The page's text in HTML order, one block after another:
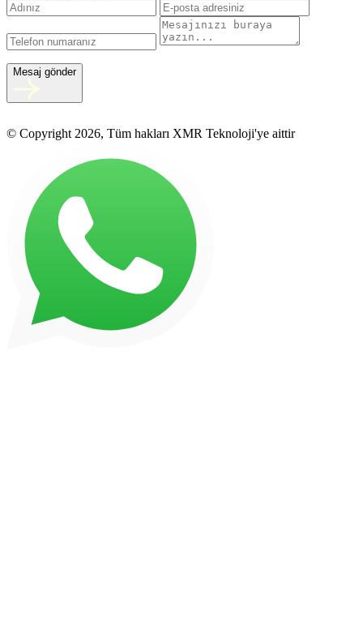
Mesaj gönder
© Copyright 2026, Tüm hakları XMR Teknoloji'ye aittir